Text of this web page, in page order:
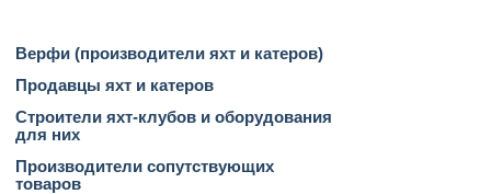
Верфи (производители яхт и катеров)
Продавцы яхт и катеров
Строители яхт-клубов и оборудования
для них
Производители сопутствующих
товаров